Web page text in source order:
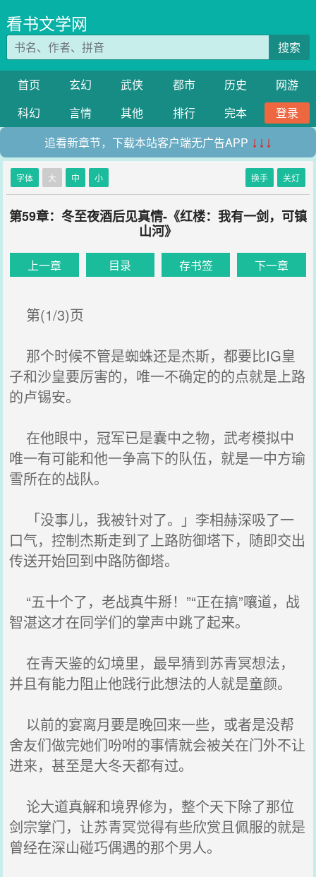
看书文学网
搜索
首页 玄幻 武侠 都市 历史
网游
科幻
言情 其他 排行 完本
登录
追看新章节，下载本站客户端无广告APP ↓↓↓
字体 大 中 小 换手 关灯
第59章：冬至夜酒后见真情-《红楼：我有一剑，可镇
山河》
上一章 目录 存书签 下一章
第(1/3)页
那个时候不管是蜘蛛还是杰斯，都要比IG皇
子和沙皇要厉害的，唯一不确定的的点就是上路
的卢锡安。
在他眼中，冠军已是囊中之物，武考模拟中
唯一有可能和他一争高下的队伍，就是一中方瑜
雪所在的战队。
「没事儿，我被针对了。」李相赫深吸了一
口气，控制杰斯走到了上路防御塔下，随即交出
传送开始回到中路防御塔。
“五十个了，老战真牛掰！”“正在搞”嚷道，战
智湛这才在同学们的掌声中跳了起来。
在青天鉴的幻境里，最早猜到苏青冥想法，
并且有能力阻止他践行此想法的人就是童颜。
以前的宴离月要是晚回来一些，或者是没帮
舍友们做完她们吩咐的事情就会被关在门外不让
进来，甚至是大冬天都有过。
论大道真解和境界修为，整个天下除了那位
剑宗掌门，让苏青冥觉得有些欣赏且佩服的就是
曾经在深山碰巧偶遇的那个男人。